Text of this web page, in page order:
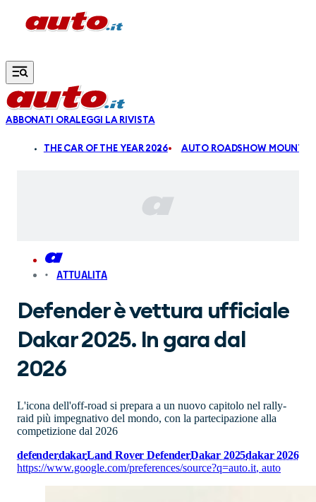
Vai al contenuto principale
ABBONATI ORALEGGI LA RIVISTA
THE CAR OF THE YEAR 2026 AUTO ROADSHOW
ATTUALITA
Defender è vettura ufficiale
Dakar 2025. In gara dal
2026
L'icona dell'off-road si prepara a un nuovo capitolo nel rally-
raid più impegnativo del mondo, con la partecipazione alla
competizione dal 2026
defenderdakarLand Rover DefenderDakar 2025dakar 2026
https://www.google.com/preferences/source?q=auto.it, auto